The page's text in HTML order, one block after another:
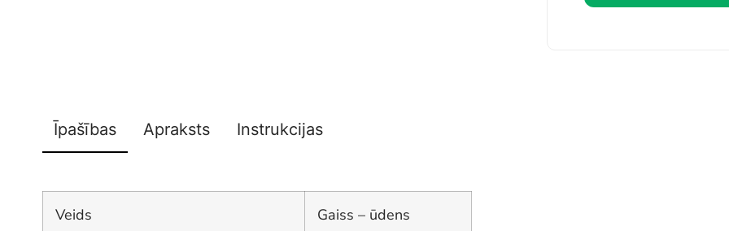
Īpašības Apraksts Instrukcijas
Veids Gaiss – ūdens